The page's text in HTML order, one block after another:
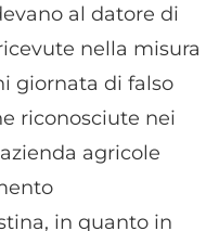
al datore di
nella misura
giornata di falso
riconosciute nei
agricole
in quanto in